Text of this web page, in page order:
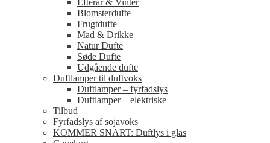
Efterår & Vinter
Blomsterdufte
Frugtdufte
Mad & Drikke
Natur Dufte
Søde Dufte
Udgående dufte
Duftlamper til duftvoks
Duftlamper – fyrfadslys
Duftlamper – elektriske
Tilbud
Fyrfadslys af sojavoks
KOMMER SNART: Duftlys i glas